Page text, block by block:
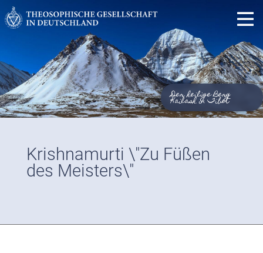
Der heilige Berg
Kailash in Tibet
Krishnamurti \"Zu Füßen
des Meisters\"